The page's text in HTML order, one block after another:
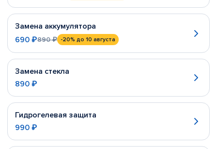
Замена аккумулятора
690 ₽890 ₽ -20% до 10 августа
Замена стекла
890 ₽
Гидрогелевая защита
990 ₽